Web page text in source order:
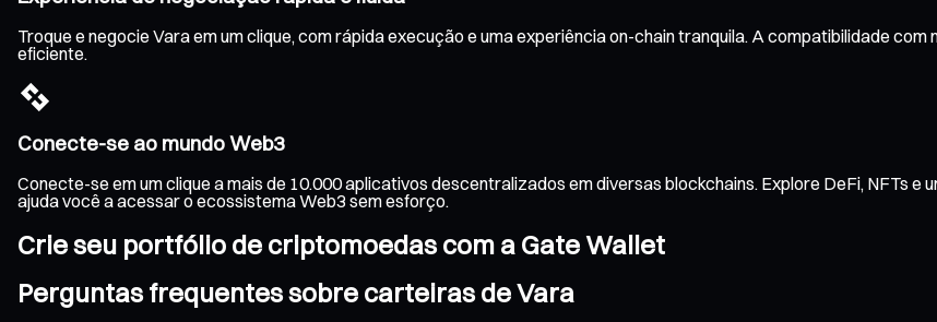
Troque e negocie Vara em um clique, com rápida execução e uma experiência on-chain tranquila. A compatibilidade
eficiente.
Conecte-se ao mundo Web3
Conecte-se em um clique a mais de 10.000 aplicativos descentralizados em diversas blockchains. Explore DeFi, NFTs
ajuda você a acessar o ecossistema Web3 sem esforço.
Crie seu portfólio de criptomoedas com a Gate Wallet
Perguntas frequentes sobre carteiras de Vara